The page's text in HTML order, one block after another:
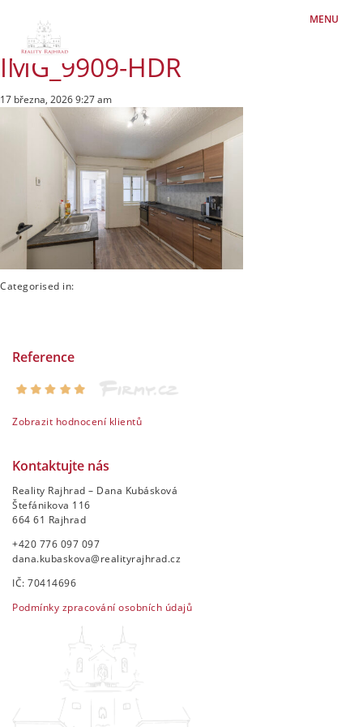
MENU
IMG_9909-HDR
17 března, 2026 9:27 am
Categorised in:
Reference
Zobrazit hodnocení klientů
Kontaktujte nás
Reality Rajhrad – Dana Kubásková
Štefánikova 116
664 61 Rajhrad
+420 776 097 097
dana.kubaskova@realityrajhrad.cz
IČ: 70414696
Podmínky zpracování osobních údajů